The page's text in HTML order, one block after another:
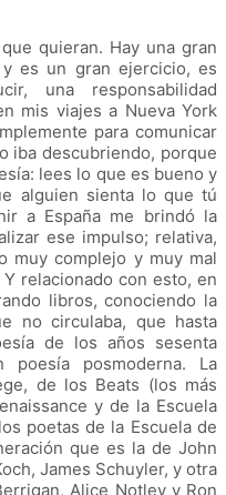
quieran. Hay una gran
es un gran ejercicio, es
una responsabilidad
mis viajes a Nueva York
para comunicar
iba descubriendo, porque
lees lo que es bueno y
alguien sienta lo que tú
a España me brindó la
ese impulso; relativa,
muy complejo y muy mal
relacionado con esto, en
libros, conociendo la
no circulaba, que hasta
de los años sesenta
poesía posmoderna. La
de los Beats (los más
y de la Escuela
poetas de la Escuela de
que es la de John
James Schuyler, y otra
Alice Notley y Ron